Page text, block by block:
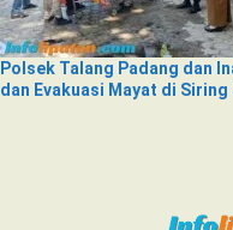
Polsek Talang Padang dan
dan Evakuasi Mayat di Siring